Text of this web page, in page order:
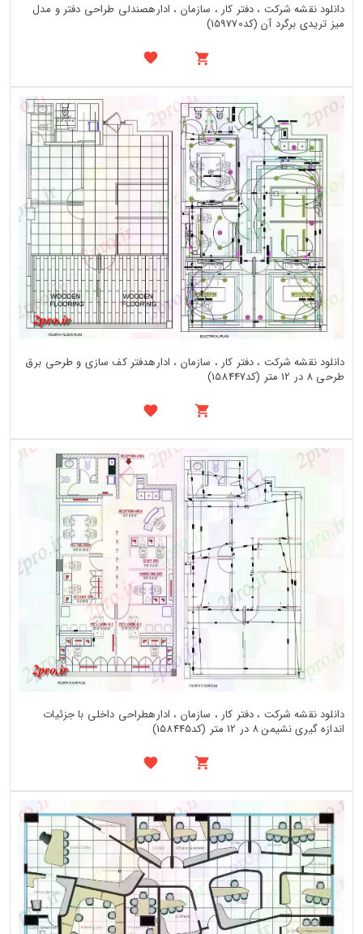
دانلود نقشه شرکت ، دفتر کار ، سازمان ، ادارهصندلی طراحی دفتر و مدل
میز تریدی برگرد آن (کد159770)
دانلود نقشه شرکت ، دفتر کار ، سازمان ، ادارهدفتر کف سازی و طرحی برق
طرحی 8 در 12 متر (کد158447)
دانلود نقشه شرکت ، دفتر کار ، سازمان ، ادارهطراحی داخلی با جزئیات
اندازه گیری نشیمن 8 در 12 متر (کد158445)